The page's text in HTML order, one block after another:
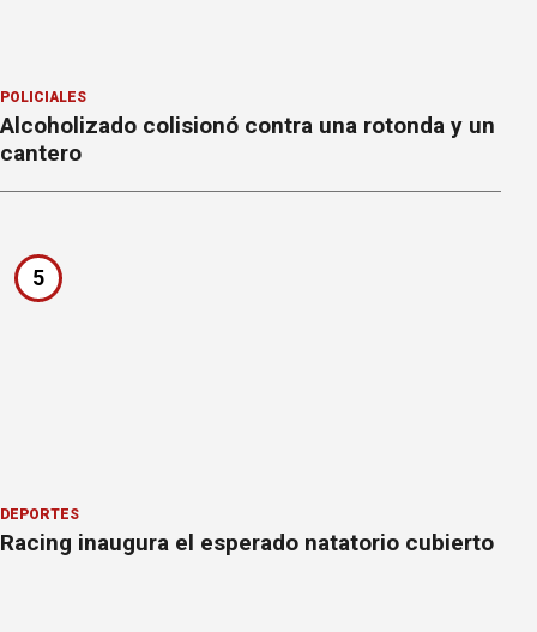
POLICIALES
Alcoholizado colisionó contra una rotonda y un
cantero
5
DEPORTES
Racing inaugura el esperado natatorio cubierto